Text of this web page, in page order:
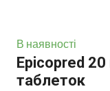
В наявності
Epicopred
таблеток